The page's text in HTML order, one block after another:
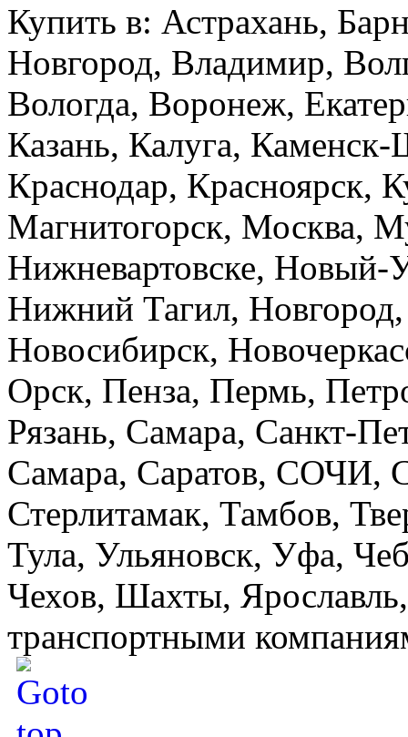
Купить в: Астрахань,
Новгород, Владимир,
Вологда, Воронеж,
Казань, Калуга,
Краснодар, Красноярск,
Магнитогорск, Москва,
Нижневартовске,
Нижний Тагил,
Новосибирск,
Орск, Пенза, Пермь,
Рязань, Самара, Санкт-
Самара, Саратов, СОЧИ,
Стерлитамак, Тамбов,
Тула, Ульяновск, Уфа,
Чехов, Шахты,
транспортными